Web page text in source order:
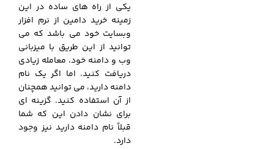
یکی از راه های ساده در این
زمینه خرید دامین از نرم افزار
وبسایت خود می باشد که می
توانید از این طریق با میزبانی
وب و دامنه خود، معامله زیادی
دریافت کنید. اما اگر یک نام
دامنه دارید، می توانید همچنان
از آن استفاده کنید. گزینه ای
برای نشان دادن این که شما
قبلاً نام دامنه دارید نیز وجود
دارد.